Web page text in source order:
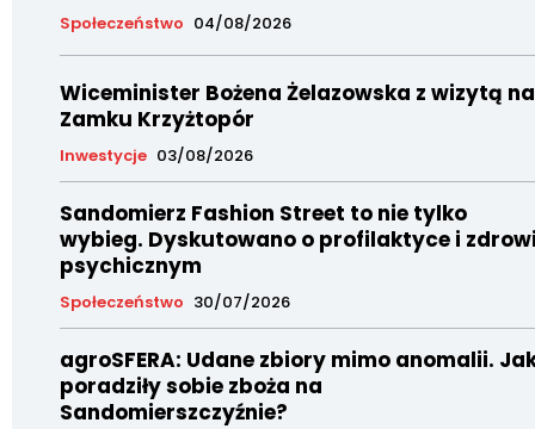
Społeczeństwo 04/08/2026
Wiceminister Bożena Żelazowska z wizytą na
Zamku Krzyżtopór
Inwestycje 03/08/2026
Sandomierz Fashion Street to nie tylko
wybieg. Dyskutowano o profilaktyce i
psychicznym
Społeczeństwo 30/07/2026
agroSFERA: Udane zbiory mimo anomalii.
poradziły sobie zboża na
Sandomierszczyźnie?